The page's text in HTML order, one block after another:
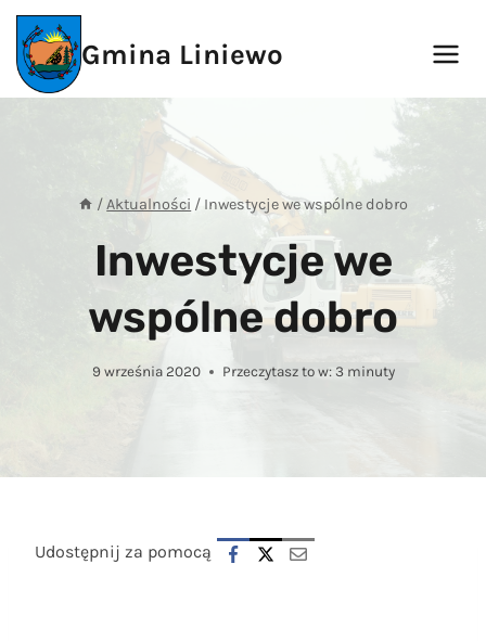
Przejdź
treści
Gmina Liniewo
/Aktualności / Inwestycje we wspólne dobro
Inwestycje we
wspólne dobro
9 września 2020 Przeczytasz to w:3 minuty
Udostępnij za pomocą